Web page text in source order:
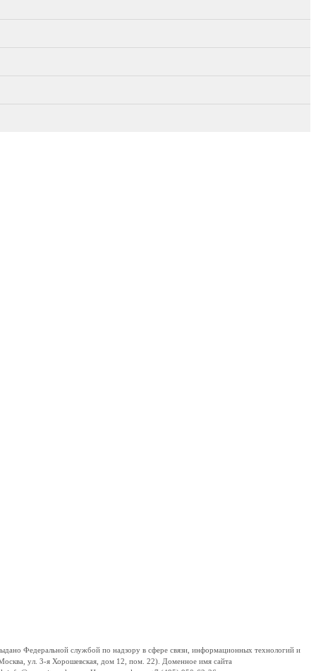
Федеральной службой по надзору в сфере связи, информационных технологий и
ул. 3-я Хорошевская, дом 12, пом. 22). Доменное имя сайта